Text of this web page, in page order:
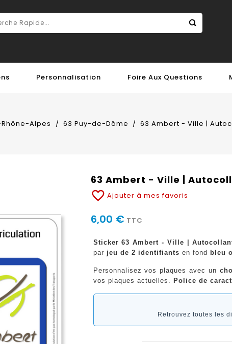
Personnalisation Foire Aux Questions
Alpes 63 Puy-de-Dôme 63 Ambert - Ville |
63 Ambert - Ville |
favorite_border Ajouter à mes favoris
6,00 € TTC
Sticker 63 Ambert - Ville |
par jeu de 2 identifiants en fond bleu
Personnalisez vos plaques avec un
vos plaques actuelles.
Police de
Retrouvez toutes les